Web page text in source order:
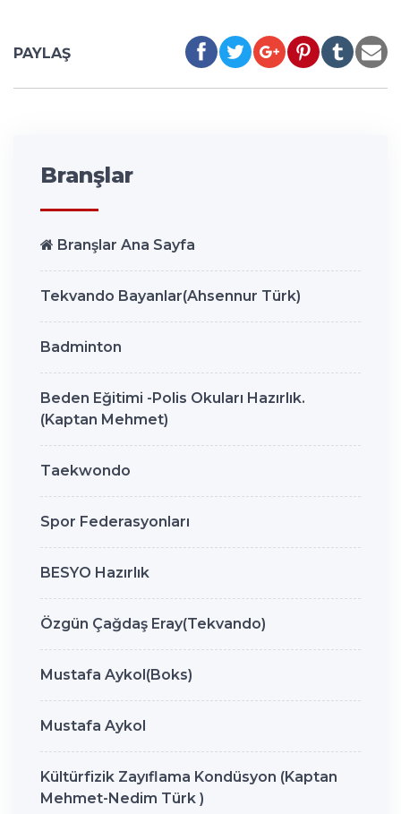
PAYLAŞ
Branşlar
Branşlar Ana Sayfa
Tekvando Bayanlar(Ahsennur Türk)
Badminton
Beden Eğitimi -Polis Okuları Hazırlık.
(Kaptan Mehmet)
Taekwondo
Spor Federasyonları
BESYO Hazırlık
Özgün Çağdaş Eray(Tekvando)
Mustafa Aykol(Boks)
Mustafa Aykol
Kültürfizik Zayıflama Kondüsyon (Kaptan
Mehmet-Nedim Türk )